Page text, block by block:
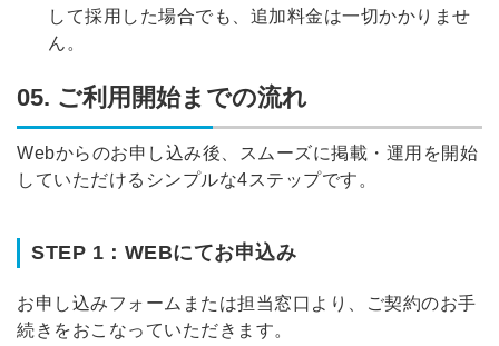
して採用した場合でも、追加料金は一切かかりませ
ん 。
05. ご利用開始までの流れ
Webからのお申し込み後、スムーズに掲載・運用を開始
していただけるシンプルな4ステップです 。
STEP 1：WEBにてお申込み
お申し込みフォームまたは担当窓口より、ご契約のお手
続きをおこなっていただきます。
許可なく投稿すること